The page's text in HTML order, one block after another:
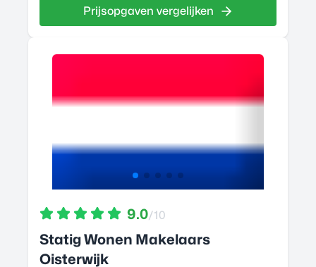
Prijsopgaven vergelijken
9.0/10
Statig Wonen Makelaars
Oisterwijk